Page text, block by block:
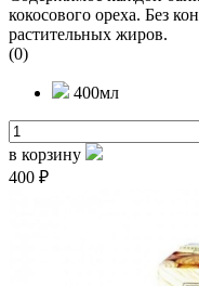
кокосового ореха. Без
растительных жиров.
(0)
400мл
в корзину
400 ₽